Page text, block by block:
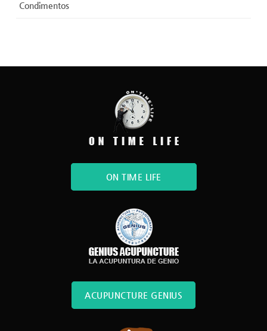
Condimentos
ON TIME LIFE
ACUPUNCTURE GENIUS